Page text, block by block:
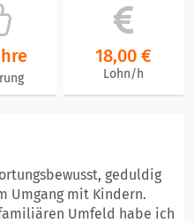
18,00 €
Lohn/h
geduldig
Umgang mit Kindern.
Umfeld habe ich